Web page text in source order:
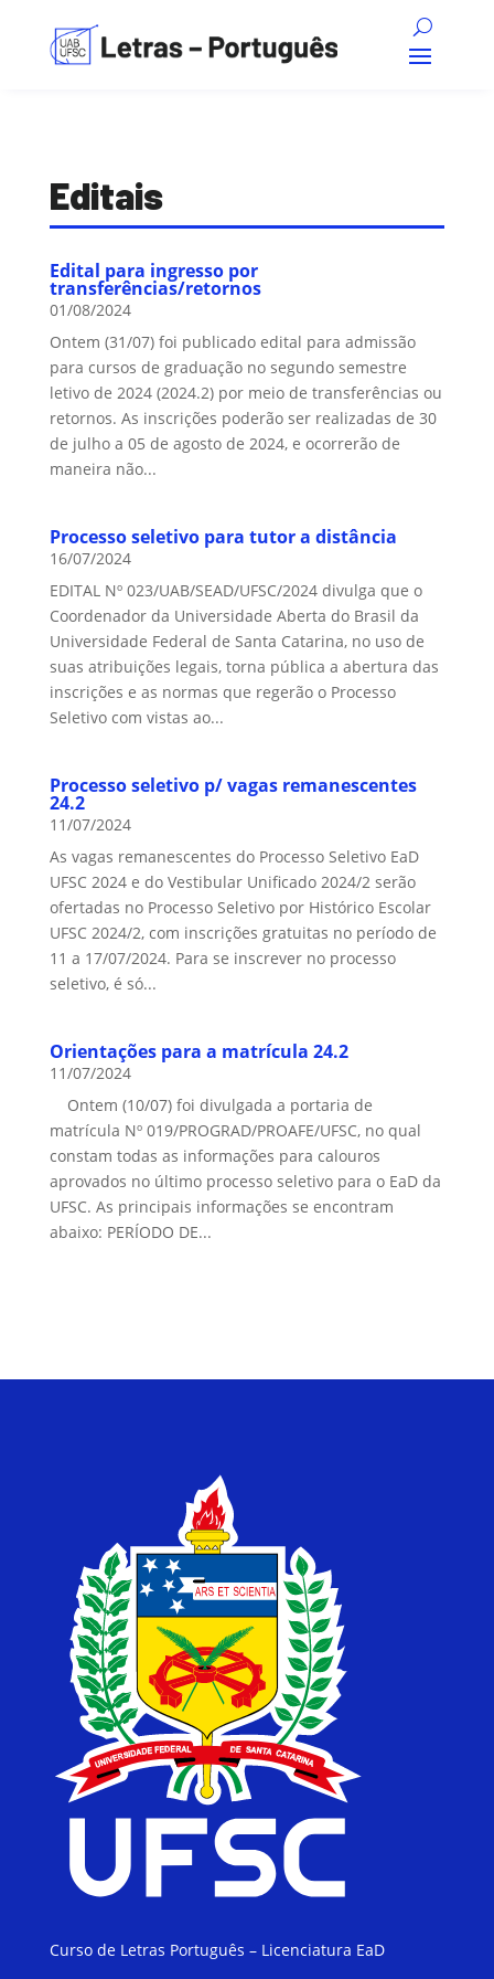
Editais
Edital para ingresso por
transferências/retornos
01/08/2024
Ontem (31/07) foi publicado edital para admissão
para cursos de graduação no segundo semestre
letivo de 2024 (2024.2) por meio de transferências ou
retornos. As inscrições poderão ser realizadas de 30
de julho a 05 de agosto de 2024, e ocorrerão de
maneira não...
Processo seletivo para tutor a distância
16/07/2024
EDITAL Nº 023/UAB/SEAD/UFSC/2024 divulga que o
Coordenador da Universidade Aberta do Brasil da
Universidade Federal de Santa Catarina, no uso de
suas atribuições legais, torna pública a abertura das
inscrições e as normas que regerão o Processo
Seletivo com vistas ao...
Processo seletivo p/ vagas remanescentes
24.2
11/07/2024
As vagas remanescentes do Processo Seletivo EaD
UFSC 2024 e do Vestibular Unificado 2024/2 serão
ofertadas no Processo Seletivo por Histórico Escolar
UFSC 2024/2, com inscrições gratuitas no período de
11 a 17/07/2024. Para se inscrever no processo
seletivo, é só...
Orientações para a matrícula 24.2
11/07/2024
Ontem (10/07) foi divulgada a portaria de
matrícula Nº 019/PROGRAD/PROAFE/UFSC, no qual
constam todas as informações para calouros
aprovados no último processo seletivo para o EaD da
UFSC. As principais informações se encontram
abaixo: PERÍODO DE...
Curso de Letras Português – Licenciatura EaD